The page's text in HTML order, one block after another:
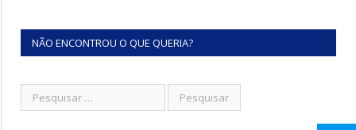
NÃO ENCONTROU O QUE QUERIA?